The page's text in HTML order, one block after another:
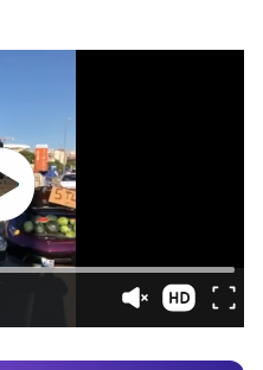
Test
Gündem
Magazin